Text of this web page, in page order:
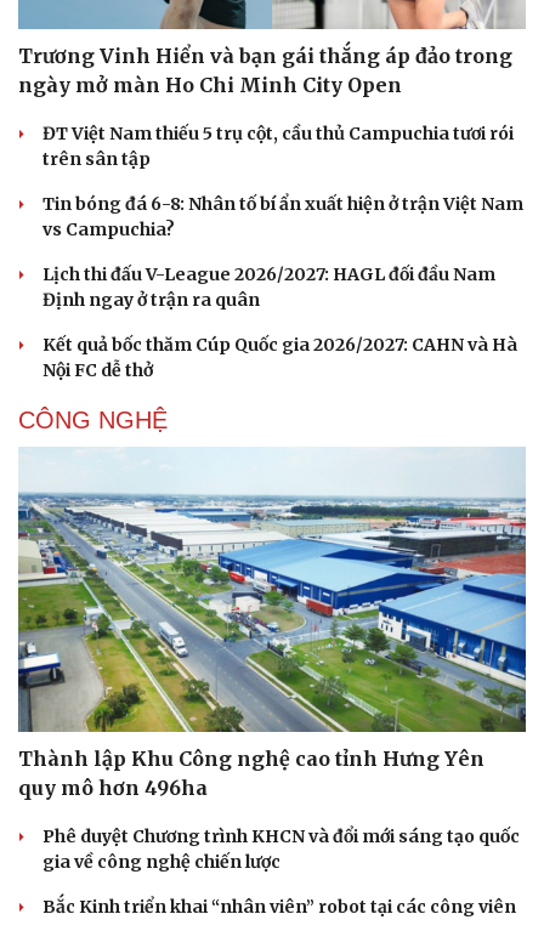
Cải chính
Trương Vinh Hiển và bạn gái thắng áp đảo trong
ngày mở màn Ho Chi Minh City Open
ĐT Việt Nam thiếu 5 trụ cột, cầu thủ Campuchia tươi rói
trên sân tập
Tin bóng đá 6-8: Nhân tố bí ẩn xuất hiện ở trận Việt Nam
vs Campuchia?
Lịch thi đấu V-League 2026/2027: HAGL đối đầu Nam
Định ngay ở trận ra quân
Kết quả bốc thăm Cúp Quốc gia 2026/2027: CAHN và Hà
Nội FC dễ thở
CÔNG NGHỆ
Thành lập Khu Công nghệ cao tỉnh Hưng Yên
quy mô hơn 496ha
Phê duyệt Chương trình KHCN và đổi mới sáng tạo quốc
gia về công nghệ chiến lược
Bắc Kinh triển khai “nhân viên” robot tại các công viên